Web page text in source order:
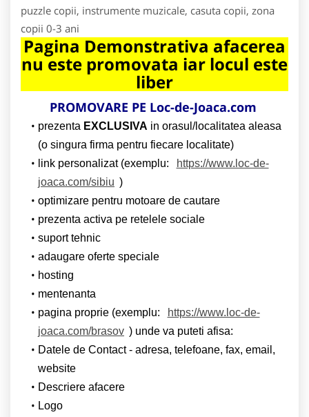
puzzle copii, instrumente muzicale, casuta copii, zona
copii 0-3 ani
Pagina Demonstrativa afacerea
nu este promovata iar locul este
liber
PROMOVARE PE Loc-de-Joaca.com
prezenta EXCLUSIVA in orasul/localitatea aleasa
(o singura firma pentru fiecare localitate)
link personalizat (exemplu:
https://www.loc-de-
joaca.com/sibiu )
optimizare pentru motoare de cautare
prezenta activa pe retelele sociale
suport tehnic
adaugare oferte speciale
hosting
mentenanta
pagina proprie (exemplu:
https://www.loc-de-
joaca.com/brasov ) unde va puteti afisa:
Datele de Contact - adresa, telefoane, fax, email,
website
Descriere afacere
Logo